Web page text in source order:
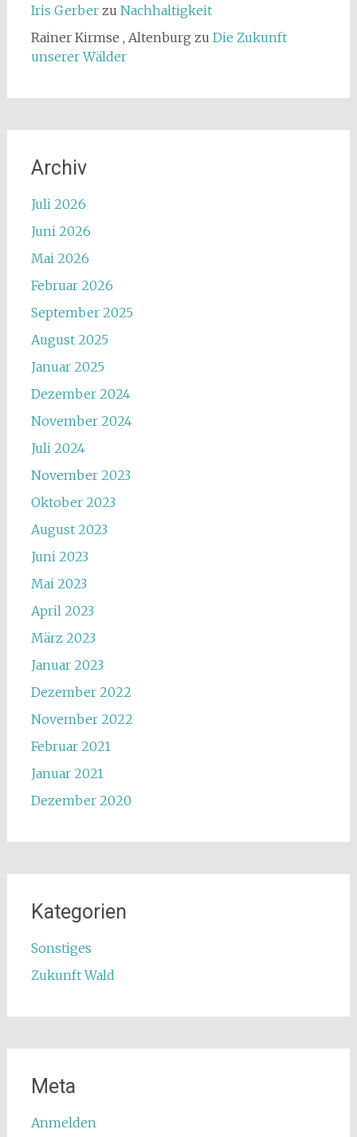
Iris Gerberzu Nachhaltigkeit
Rainer Kirmse , Altenburg zu Die Zukunft
unserer Wälder
Archiv
Juli 2026
Juni 2026
Mai 2026
Februar 2026
September 2025
August 2025
Januar 2025
Dezember 2024
November 2024
Juli 2024
November 2023
Oktober 2023
August 2023
Juni 2023
Mai 2023
April 2023
März 2023
Januar 2023
Dezember 2022
November 2022
Februar 2021
Januar 2021
Dezember 2020
Kategorien
Sonstiges
Zukunft Wald
Meta
Anmelden